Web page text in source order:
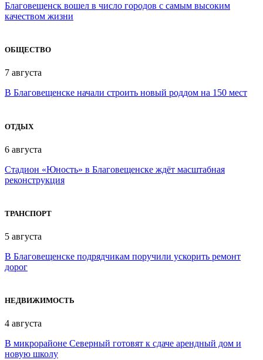
Благовещенск вошел в число городов с самым высоким
качеством жизни
ОБЩЕСТВО
7 августа
В Благовещенске начали строить новый роддом на 150 мест
ОТДЫХ
6 августа
Стадион «Юность» в Благовещенске ждёт масштабная
реконструкция
ТРАНСПОРТ
5 августа
В Благовещенске подрядчикам поручили ускорить ремонт
дорог
НЕДВИЖИМОСТЬ
4 августа
В микрорайоне Северный готовят к сдаче арендный дом и
новую школу